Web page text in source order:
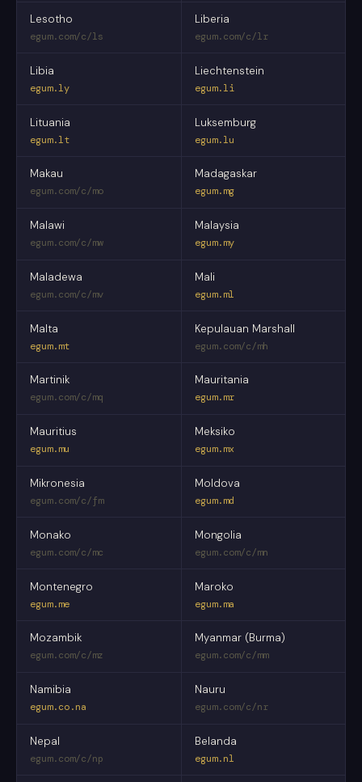
Lesotho
egum.com/c/ls
Liberia
egum.com/c/lr
Libia
egum.ly
Liechtenstein
egum.li
Lituania
egum.lt
Luksemburg
egum.lu
Makau
egum.com/c/mo
Madagaskar
egum.mg
Malawi
egum.com/c/mw
Malaysia
egum.my
Maladewa
egum.com/c/mv
Mali
egum.ml
Malta
egum.mt
Kepulauan Marshall
egum.com/c/mh
Martinik
egum.com/c/mq
Mauritania
egum.mr
Mauritius
egum.mu
Meksiko
egum.mx
Mikronesia
egum.com/c/fm
Moldova
egum.md
Monako
egum.com/c/mc
Mongolia
egum.com/c/mn
Montenegro
egum.me
Maroko
egum.ma
Mozambik
egum.com/c/mz
Myanmar (Burma)
egum.com/c/mm
Namibia
egum.co.na
Nauru
egum.com/c/nr
Nepal
egum.com/c/np
Belanda
egum.nl